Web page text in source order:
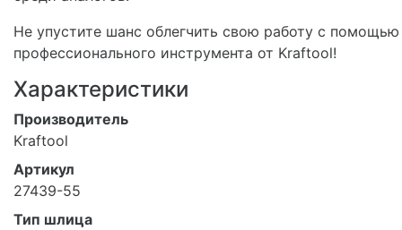
Не упустите шанс облегчить свою работу с помощью
профессионального инструмента от Kraftool!
Характеристики
Производитель
Kraftool
Артикул
27439-55
Тип шлица